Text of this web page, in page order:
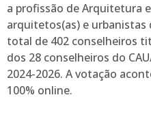
a profissão de Arquitetura
arquitetos(as) e urbanistas
total de 402 conselheiros
dos 28 conselheiros do
2024-2026. A votação
100% online.